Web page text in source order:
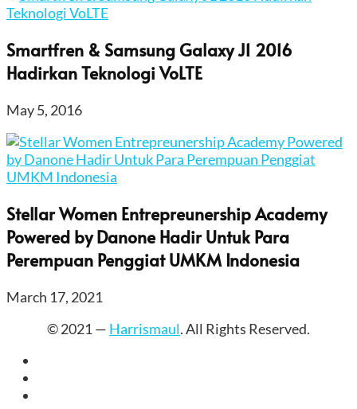
Smartfren & Samsung Galaxy J1 2016
Hadirkan Teknologi VoLTE
May 5, 2016
Stellar Women Entrepreunership Academy
Powered by Danone Hadir Untuk Para
Perempuan Penggiat UMKM Indonesia
March 17, 2021
© 2021 — Harrismaul. All Rights Reserved.